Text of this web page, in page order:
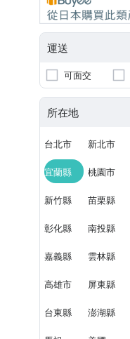
運送
可面交
所在地
台北市 新北市
宜蘭縣 桃園市
新竹縣 苗栗縣
彰化縣 南投縣
嘉義縣 雲林縣
高雄市 屏東縣
台東縣 澎湖縣